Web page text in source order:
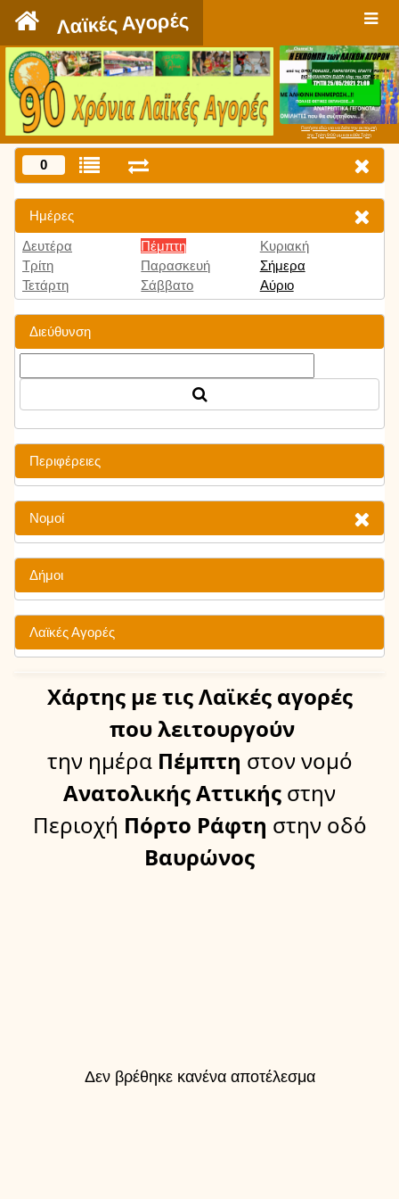
Λαϊκές Αγορές
Πατήστε εδώ για να δείτε την εκπομπή
την Τρίτη 9:00 μμ και κάθε Τρίτη
0
Ημέρες
Δευτέρα
Τρίτη
Τετάρτη
Πέμπτη
Παρασκευή
Σάββατο
Κυριακή
Σήμερα
Αύριο
Διεύθυνση
Περιφέρειες
Νομοί
Δήμοι
Λαϊκές Αγορές
Χάρτης με τις Λαϊκές αγορές
που λειτουργούν
την ημέραΠέμπτη στον νομό
Ανατολικής Αττικής στην
Περιοχή Πόρτο Ράφτη στην οδό
Βαυρώνος
Δεν βρέθηκε κανένα αποτέλεσμα